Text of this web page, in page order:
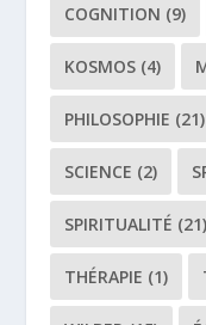
COGNITION (9)
KOSMOS (4)
PHILOSOPHIE (21)
SCIENCE (2)
SPIRITUALITÉ (21)
THÉRAPIE (1)